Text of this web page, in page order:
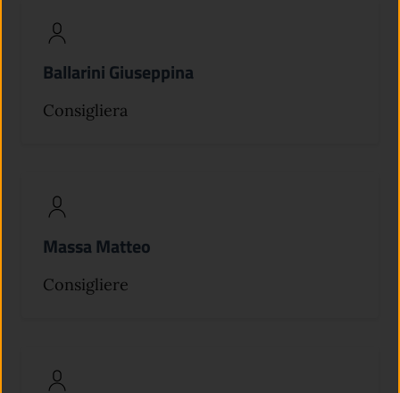
Ballarini Giuseppina
Consigliera
Massa Matteo
Consigliere